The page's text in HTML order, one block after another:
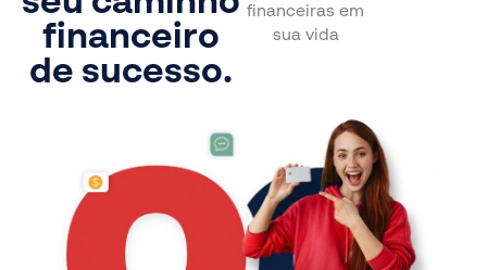
financeiro
de sucesso.
financeiras em
sua vida